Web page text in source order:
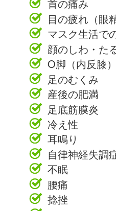
首の痛み
目の疲れ（眼
マスク生活で
顔のしわ・た
O脚（内反膝）
足のむくみ
産後の肥満
足底筋膜炎
冷え性
耳鳴り
自律神経失調
不眠
腰痛
捻挫